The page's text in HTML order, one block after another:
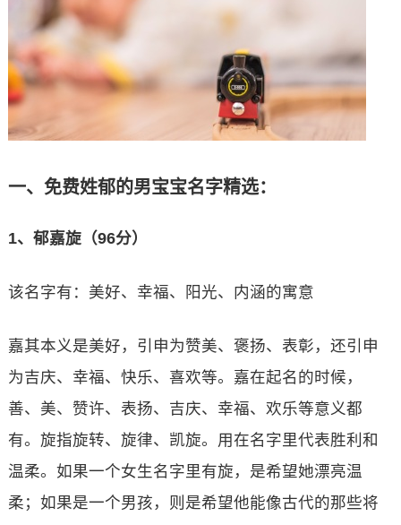
一、免费姓郁的男宝宝名字精选：
1、郁嘉旋（96分）
该名字有：美好、幸福、阳光、内涵的寓意
嘉其本义是美好，引申为赞美、褒扬、表彰，还引申
为吉庆、幸福、快乐、喜欢等。嘉在起名的时候，
善、美、赞许、表扬、吉庆、幸福、欢乐等意义都
有。旋指旋转、旋律、凯旋。用在名字里代表胜利和
温柔。如果一个女生名字里有旋，是希望她漂亮温
柔；如果是一个男孩，则是希望他能像古代的那些将